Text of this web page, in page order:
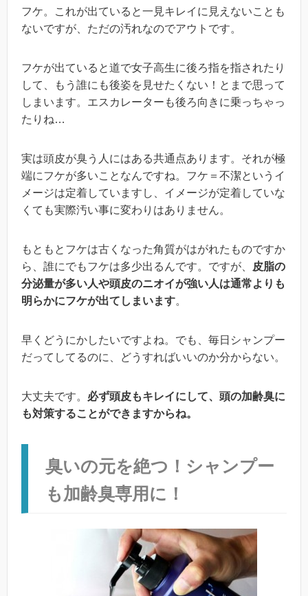
フケ。これが出ていると一見キレイに見えないことも
ないですが、ただの汚れなのでアウトです。
フケが出ていると道で女子高生に後ろ指を指されたり
して、もう誰にも後姿を見せたくない！とまで思って
しまいます。エスカレーターも後ろ向きに乗っちゃっ
たりね…
実は頭皮が臭う人にはある共通点あります。それが極
端にフケが多いことなんですね。フケ＝不潔というイ
メージは定着していますし、イメージが定着していな
くても実際汚い事に変わりはありません。
もともとフケは古くなった角質がはがれたものですか
ら、誰にでもフケは多少出るんです。ですが、
皮脂の
分泌量が多い人や頭皮のニオイが強い人は通常よりも
明らかにフケが出てしまいます。
早くどうにかしたいですよね。でも、毎日シャンプー
だってしてるのに、どうすればいいのか分からない。
大丈夫です。 必ず頭皮もキレイにして、頭の加齢臭に
も対策することができますからね。
臭いの元を絶つ！シャンプー
も加齢臭専用に！